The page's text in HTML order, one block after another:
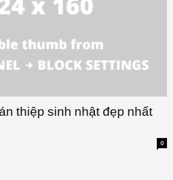
thiệp sinh nhật đẹp nhất
0